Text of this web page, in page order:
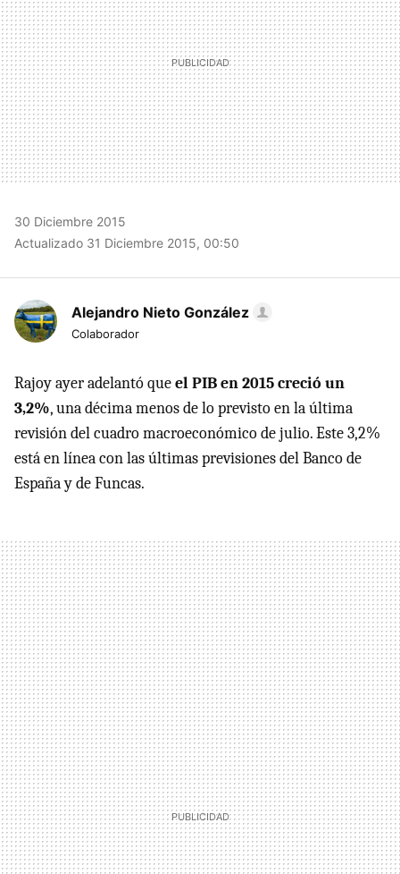
30 Diciembre 2015
Actualizado 31 Diciembre 2015, 00:50
Alejandro Nieto González
Colaborador
Rajoy ayer adelantó queel PIB en 2015 creció un
3,2%, una décima menos de lo previsto en la última
revisión del cuadro macroeconómico de julio. Este 3,2%
está en línea con las últimas previsiones del Banco de
España y de Funcas.